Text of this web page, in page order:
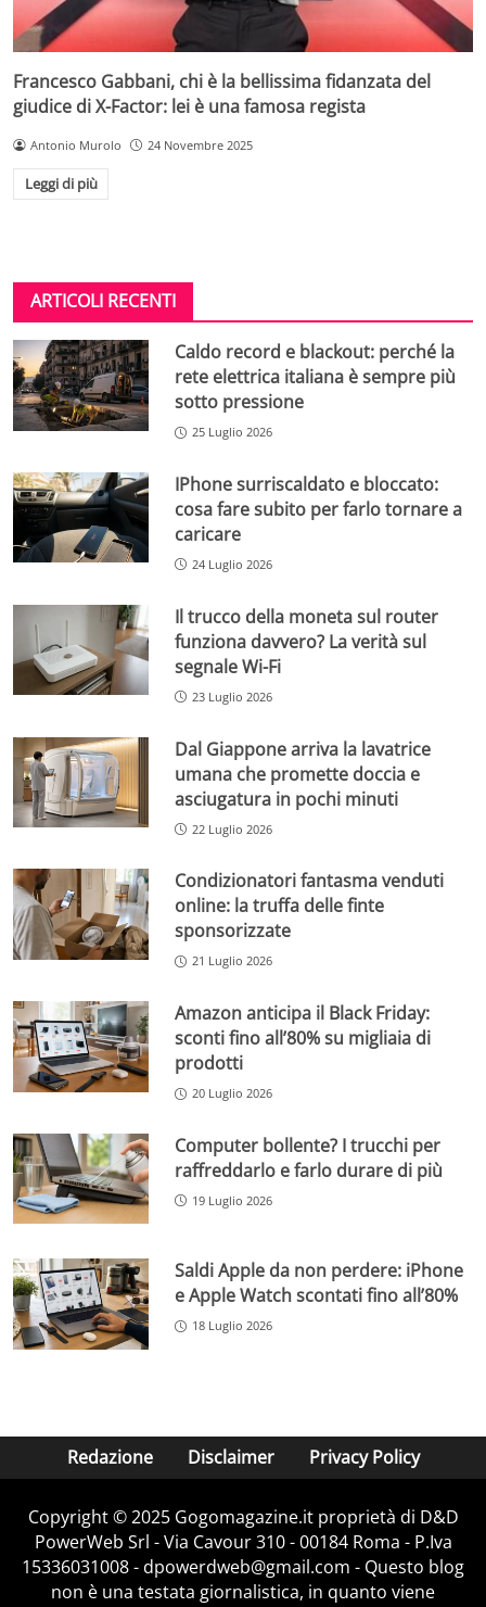
Francesco Gabbani, chi è la bellissima fidanzata del
giudice di X-Factor: lei è una famosa regista
Antonio Murolo 24 Novembre 2025
Leggi di più
ARTICOLI RECENTI
Caldo record e blackout: perché la
rete elettrica italiana è sempre più
sotto pressione
25 Luglio 2026
IPhone surriscaldato e bloccato:
cosa fare subito per farlo tornare a
caricare
24 Luglio 2026
Il trucco della moneta sul router
funziona davvero? La verità sul
segnale Wi-Fi
23 Luglio 2026
Dal Giappone arriva la lavatrice
umana che promette doccia e
asciugatura in pochi minuti
22 Luglio 2026
Condizionatori fantasma venduti
online: la truffa delle finte
sponsorizzate
21 Luglio 2026
Amazon anticipa il Black Friday:
sconti fino all’80% su migliaia di
prodotti
20 Luglio 2026
Computer bollente? I trucchi per
raffreddarlo e farlo durare di più
19 Luglio 2026
Saldi Apple da non perdere: iPhone
e Apple Watch scontati fino all’80%
18 Luglio 2026
Redazione Disclaimer Privacy Policy
Copyright © 2025 Gogomagazine.it proprietà di D&D
PowerWeb Srl - Via Cavour 310 - 00184 Roma - P.Iva
15336031008 - dpowerdweb@gmail.com - Questo blog
non è una testata giornalistica, in quanto viene